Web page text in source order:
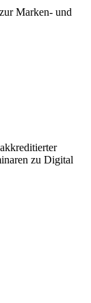
Marken- und
zu Digital